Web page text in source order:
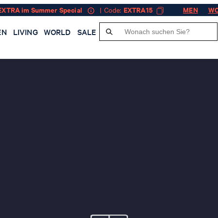
im Summer Special | Code: EXTRA15 MEN
LIVING WORLD SALE